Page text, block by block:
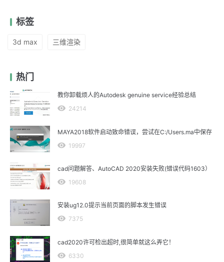
标签
3d max 三维渲染
热门
教你卸载烦人的Autodesk genuine service经验总结
24214
MAYA2018软件启动致命错误，尝试在C:/Users.ma中保存
19997
cad问题解答、AutoCAD 2020安装失败(错误代码1603）
19608
安装ug12.0提示当前页面的脚本发生错误
7375
cad2020许可检出超时,很简单就这么弄它！
6330